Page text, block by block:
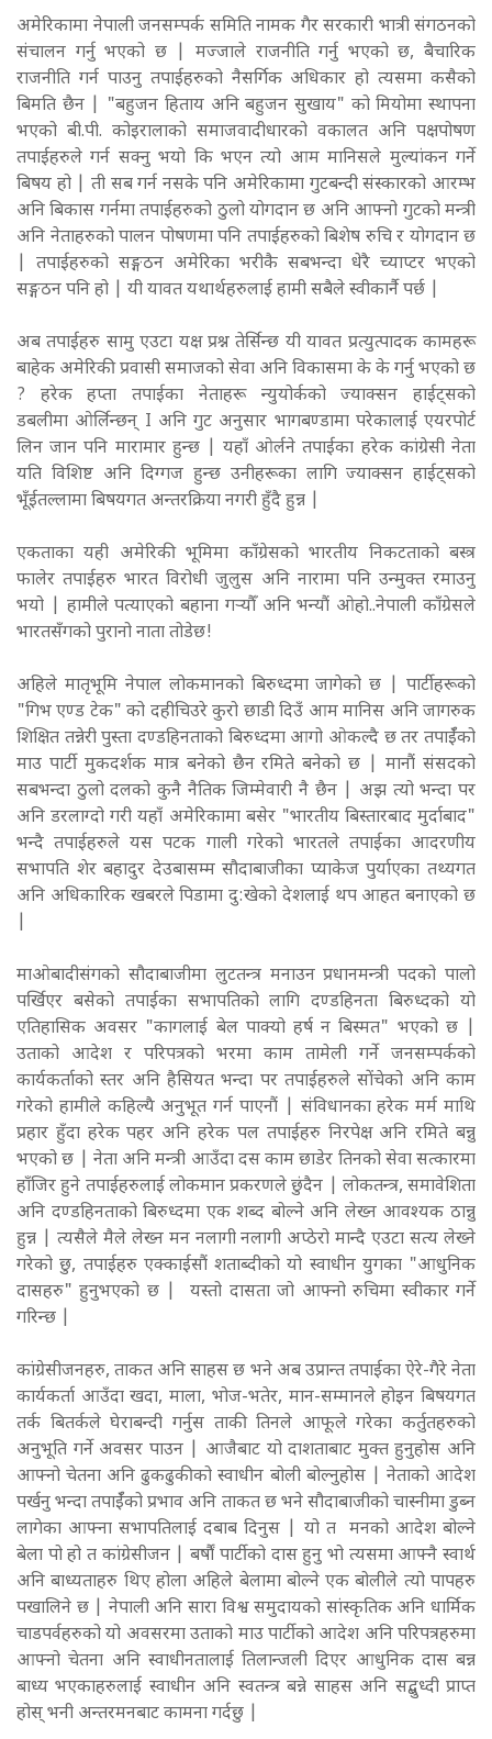
अमेरिकामा नेपाली जनसम्पर्क समिति नामक गैर सरकारी भात्री संगठनको
संचालन गर्नु भएको छ | मज्जाले राजनीति गर्नु भएको छ, बैचारिक
राजनीति गर्न पाउनु तपाईहरुको नैसर्गिक अधिकार हो त्यसमा कसैको
बिमति छैन | "बहुजन हिताय अनि बहुजन सुखाय" को मियोमा स्थापना
भएको बी.पी. कोइरालाको समाजवादीधारको वकालत अनि पक्षपोषण
तपाईहरुले गर्न सक्नु भयो कि भएन त्यो आम मानिसले मुल्यांकन गर्ने
बिषय हो | ती सब गर्न नसके पनि अमेरिकामा गुटबन्दी संस्कारको आरम्भ
अनि बिकास गर्नमा तपाईहरुको ठुलो योगदान छ अनि आफ्नो गुटको मन्त्री
अनि नेताहरुको पालन पोषणमा पनि तपाईहरुको बिशेष रुचि र योगदान छ
| तपाईहरुको सङ्गठन अमेरिका भरीकै सबभन्दा धेरै च्याप्टर भएको
सङ्गठन पनि हो | यी यावत यथार्थहरुलाई हामी सबैले स्वीकार्नै पर्छ |
अब तपाईहरु सामु एउटा यक्ष प्रश्न तेर्सिन्छ यी यावत प्रत्युत्पादक कामहरू
बाहेक अमेरिकी प्रवासी समाजको सेवा अनि विकासमा के के गर्नु भएको छ
? हरेक हप्ता तपाईका नेताहरू न्युयोर्कको ज्याक्सन हाईट्सको
डबलीमा ओर्लिन्छन्I अनि गुट अनुसार भागबण्डामा परेकालाई एयरपोर्ट
लिन जान पनि मारामार हुन्छ | यहाँ ओर्लने तपाईका हरेक कांग्रेसी नेता
यति विशिष्ट अनि दिग्गज हुन्छ उनीहरूका लागि ज्याक्सन हाईट्सको
भूँईतल्लामा बिषयगत अन्तरक्रिया नगरी हुँदै हुन्न |
एकताका यही अमेरिकी भूमिमा काँग्रेसको भारतीय निकटताको बस्त्र
फालेर तपाईहरु भारत विरोधी जुलुस अनि नारामा पनि उन्मुक्त रमाउनु
भयो | हामीले पत्याएको बहाना गर्‍यौँ अनि भन्यौं ओहो..नेपाली काँग्रेसले
भारतसँगको पुरानो नाता तोडेछ!
अहिले मातृभूमि नेपाल लोकमानको बिरुध्दमा जागेको छ | पार्टीहरूको
"गिभ एण्ड टेक" को दहीचिउरे कुरो छाडी दिउँ आम मानिस अनि जागरुक
शिक्षित तन्नेरी पुस्ता दण्डहिनताको बिरुध्दमा आगो ओकल्दै छ तर तपाईँको
माउ पार्टी मुकदर्शक मात्र बनेको छैन रमिते बनेको छ | मानौं संसदको
सबभन्दा ठुलो दलको कुनै नैतिक जिम्मेवारी नै छैन | अझ त्यो भन्दा पर
अनि डरलाग्दो गरी यहाँ अमेरिकामा बसेर "भारतीय बिस्तारबाद मुर्दाबाद"
भन्दै तपाईहरुले यस पटक गाली गरेको भारतले तपाईका आदरणीय
सभापति शेर बहादुर देउबासम्म सौदाबाजीका प्याकेज पुर्याएका तथ्यगत
अनि अधिकारिक खबरले पिडामा दु:खेको देशलाई थप आहत बनाएको छ
माओबादीसंगको सौदाबाजीमा लुटतन्त्र मनाउन प्रधानमन्त्री पदको पालो
पर्खिएर बसेको तपाईका सभापतिको लागि दण्डहिनता बिरुध्दको यो
एतिहासिक अवसर "कागलाई बेल पाक्यो हर्ष न बिस्मत" भएको छ |
उताको आदेश र परिपत्रको भरमा काम तामेली गर्ने जनसम्पर्कको
कार्यकर्ताको स्तर अनि हैसियत भन्दा पर तपाईहरुले सोंचेको अनि काम
गरेको हामीले कहिल्यै अनुभूत गर्न पाएनौं | संविधानका हरेक मर्म माथि
प्रहार हुँदा हरेक पहर अनि हरेक पल तपाईहरु निरपेक्ष अनि रमिते बन्नु
भएको छ | नेता अनि मन्त्री आउँदा दस काम छाडेर तिनको सेवा सत्कारमा
हाँजिर हुने तपाईहरुलाई लोकमान प्रकरणले छुंदैन | लोकतन्त्र, समावेशिता
अनि दण्डहिनताको बिरुध्दमा एक शब्द बोल्ने अनि लेख्न आवश्यक ठान्नु
हुन्न | त्यसैले मैले लेख्न मन नलागी नलागी अप्ठेरो मान्दै एउटा सत्य लेख्ने
गरेको छु, तपाईहरु एक्काईसौं शताब्दीको यो स्वाधीन युगका "आधुनिक
दासहरु" हुनुभएको छ | यस्तो दासता जो आफ्नो रुचिमा स्वीकार गर्ने
गरिन्छ |
कांग्रेसीजनहरु, ताकत अनि साहस छ भने अब उप्रान्त तपाईका ऐरे-गैरे नेता
कार्यकर्ता आउँदा खदा, माला, भोज-भतेर, मान-सम्मानले होइन बिषयगत
तर्क बितर्कले घेराबन्दी गर्नुस ताकी तिनले आफूले गरेका कर्तुतहरुको
अनुभूति गर्ने अवसर पाउन | आजैबाट यो दाशताबाट मुक्त हुनुहोस अनि
आफ्नो चेतना अनि ढुकढुकीको स्वाधीन बोली बोल्नुहोस | नेताको आदेश
पर्खनु भन्दा तपाईँको प्रभाव अनि ताकत छ भने सौदाबाजीको चास्नीमा डुब्न
लागेका आफ्ना सभापतिलाई दबाब दिनुस | यो त मनको आदेश बोल्ने
बेला पो हो त कांग्रेसीजन | बर्षौं पार्टीको दास हुनु भो त्यसमा आफ्नै स्वार्थ
अनि बाध्यताहरु थिए होला अहिले बेलामा बोल्ने एक बोलीले त्यो पापहरु
पखालिने छ | नेपाली अनि सारा विश्व समुदायको सांस्कृतिक अनि धार्मिक
चाडपर्वहरुको यो अवसरमा उताको माउ पार्टीको आदेश अनि परिपत्रहरुमा
आफ्नो चेतना अनि स्वाधीनतालाई तिलान्जली दिएर आधुनिक दास बन्न
बाध्य भएकाहरुलाई स्वाधीन अनि स्वतन्त्र बन्ने साहस अनि सद्बुध्दी प्राप्त
होस् भनी अन्तरमनबाट कामना गर्दछु |